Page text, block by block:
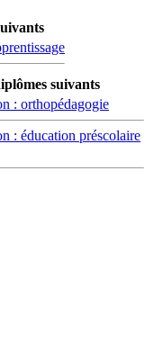
suivants
: orthopédagogie
: éducation préscolaire